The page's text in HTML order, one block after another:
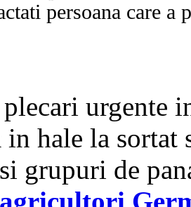
persoana care a
urgente
in hale la
grupuri de